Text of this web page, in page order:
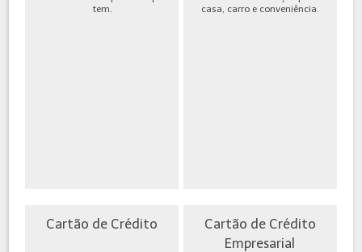
tem.
casa, carro e conveniência.
Cartão de Crédito
Cartão de Crédito
Empresarial